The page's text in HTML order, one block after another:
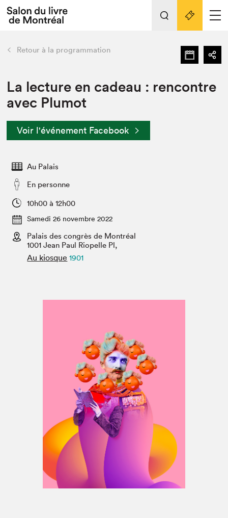
Espace exposant⋅e⋅s
Espace enseignant·e·s
Espace médias
L'événement
Préparer sa visite au Salon
Actualités
retour Nos activités
Préparer sa visite
Salon au Palais
Salon dans la ville et en ligne
Projets partenaires
Liens pratiques
Retour à la programmation
La lecture en cadeau : rencontre
avec Plumot
Voir l'événement Facebook
Au Palais
En personne
10h00 à 12h00
Samedi 26 novembre 2022
Palais des congrès de Montréal
1001 Jean Paul Riopelle Pl,
Au kiosque 1901